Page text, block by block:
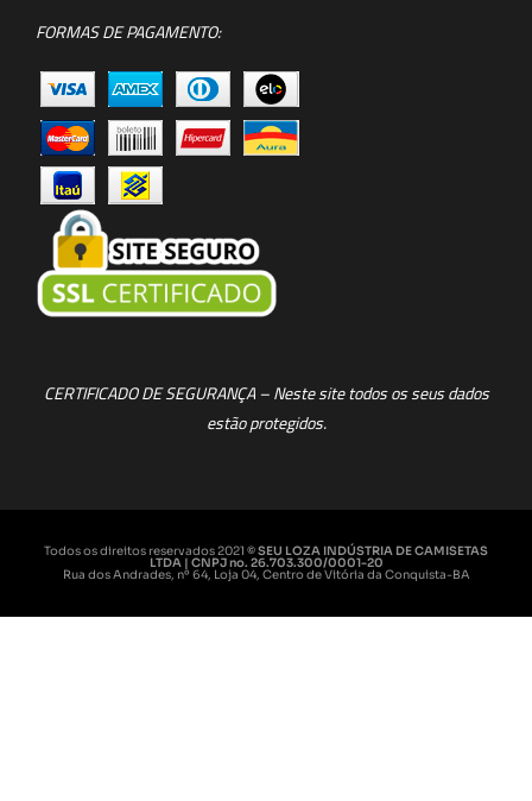
FORMAS DE PAGAMENTO:
CERTIFICADO DE SEGURANÇA – Neste site todos os seus dados
estão protegidos.
Todos os direitos reservados 2021 © SEU LOZA INDÚSTRIA DE CAMISETAS
LTDA | CNPJ no. 26.703.300/0001-20
Rua dos Andrades, nº 64, Loja 04, Centro de Vitória da Conquista-BA